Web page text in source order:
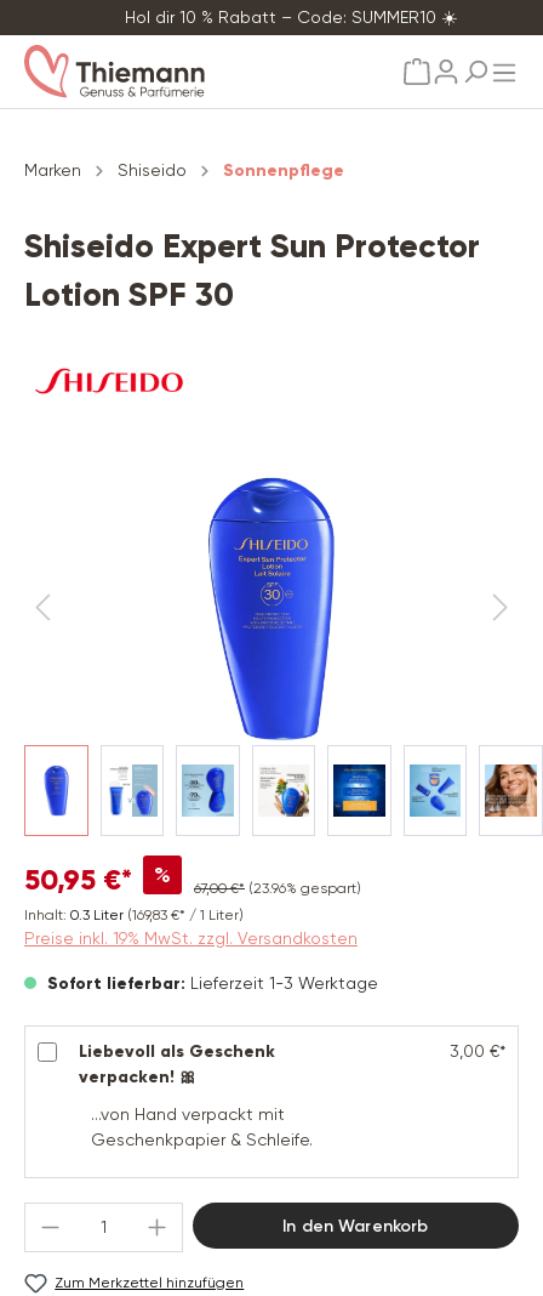
Hol dir 10 % Rabatt – Code: SUMMER10 ☀️
Marken Shiseido Sonnenpflege
Shiseido Expert Sun Protector
Lotion SPF 30
50,95 €* % 67,00 €* (23.96% gespart)
Inhalt: 0.3 Liter (169,83 €* / 1 Liter)
Preise inkl. 19% MwSt. zzgl. Versandkosten
Sofort lieferbar: Lieferzeit 1-3 Werktage
Liebevoll als Geschenk
verpacken! 🎀
...von Hand verpackt mit
Geschenkpapier & Schleife.
3,00 €*
Produkt Anzahl: Gib den gewünschten
In den Warenkorb
Zum Merkzettel hinzufügen